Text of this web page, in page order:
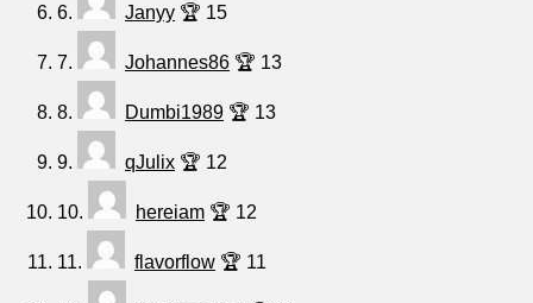
6. Janyy 🏆 15
7. Johannes86 🏆 13
8. Dumbi1989 🏆 13
9. qJulix 🏆 12
10. hereiam 🏆 12
11. flavorflow 🏆 11